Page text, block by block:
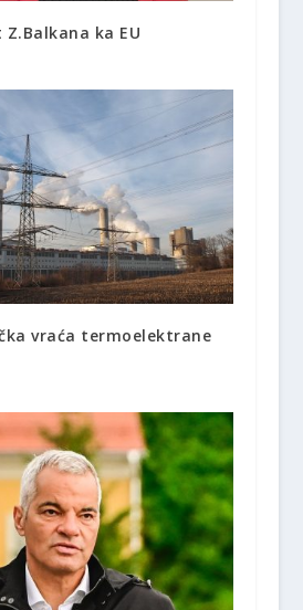
ka EU
vraća termoelektrane